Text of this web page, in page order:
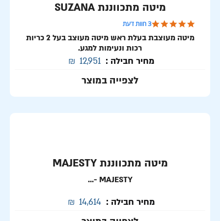
מיטה מתכווננת SUZANA
5.0 star rating
3 חוות דעת
מיטה מעוצבת בעלת ראש מיטה מעוצב בעל 2 כריות
רכות ונעימות למגע.
מחיר חבילה : 12,951
₪
לצפייה במוצר
מיטה מתכווננת MAJESTY
MAJESTY
-...
מחיר חבילה : 14,614
₪